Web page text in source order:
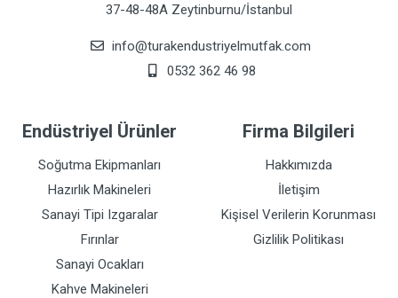
37-48-48A Zeytinburnu/İstanbul
info@turakendustriyelmutfak.com
0532 362 46 98
Endüstriyel Ürünler
Soğutma Ekipmanları
Hazırlık Makineleri
Sanayi Tipi Izgaralar
Fırınlar
Sanayi Ocakları
Kahve Makineleri
Firma Bilgileri
Hakkımızda
İletişim
Kişisel Verilerin Korunması
Gizlilik Politikası